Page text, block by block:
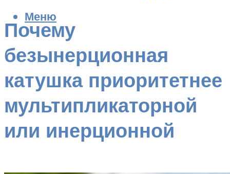
Меню
Почему
безынерционная
катушка приоритетнее
мультипликаторной
или инерционной